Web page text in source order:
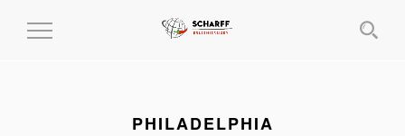
MENÜ
PHILADELPHIA